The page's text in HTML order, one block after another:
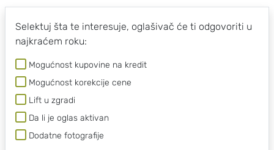
Selektuj šta te interesuje, oglašivač će ti odgovoriti u
najkraćem roku:
Mogućnost kupovine na kredit
Mogućnost korekcije cene
Lift u zgradi
Da li je oglas aktivan
Dodatne fotografije